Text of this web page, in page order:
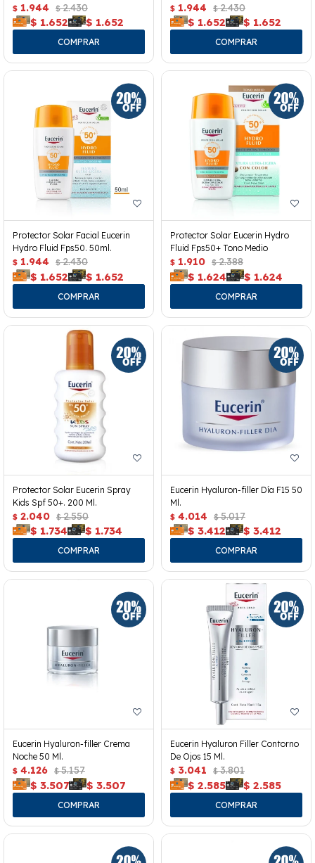
$ 1.944 $ 2.430
$ 1.652 $ 1.652
$ 1.944 $ 2.430
$ 1.652 $ 1.652
Protector Solar Facial Eucerin
Hydro Fluid Fps50. 50ml.
$ 1.944 $ 2.430
$ 1.652 $ 1.652
Protector Solar Eucerin Hydro
Fluid Fps50+ Tono Medio
$ 1.910 $ 2.388
$ 1.624 $ 1.624
Protector Solar Eucerin Spray
Kids Spf 50+. 200 Ml.
$ 2.040 $ 2.550
$ 1.734 $ 1.734
Eucerin Hyaluron-filler Día F15 50
Ml.
$ 4.014 $ 5.017
$ 3.412 $ 3.412
Eucerin Hyaluron-filler Crema
Noche 50 Ml.
$ 4.126 $ 5.157
$ 3.507 $ 3.507
Eucerin Hyaluron Filler Contorno
De Ojos 15 Ml.
$ 3.041 $ 3.801
$ 2.585 $ 2.585